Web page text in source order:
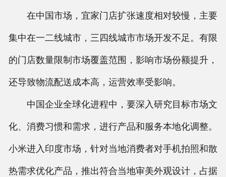
在中国市场，宜家门店扩张速度相对较慢，主要
集中在一二线城市，三四线城市市场开发不足。有限
的门店数量限制市场覆盖范围，影响市场份额提升，
还导致物流配送成本高，运营效率受影响。
中国企业全球化进程中，要深入研究目标市场文
化、消费习惯和需求，进行产品和服务本地化调整。
小米进入印度市场，针对当地消费者对手机拍照和散
热需求优化产品，推出符合当地审美外观设计，占据